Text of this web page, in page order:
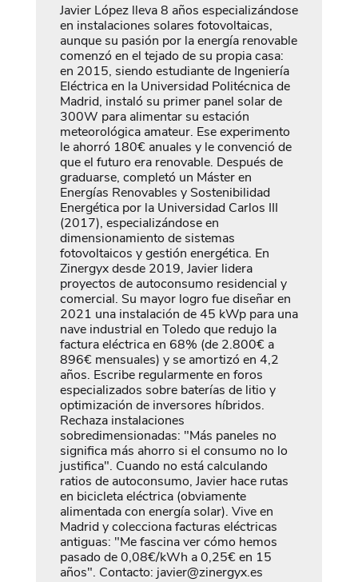
Javier López lleva 8 años especializándose
en instalaciones solares fotovoltaicas,
aunque su pasión por la energía renovable
comenzó en el tejado de su propia casa:
en 2015, siendo estudiante de Ingeniería
Eléctrica en la Universidad Politécnica de
Madrid, instaló su primer panel solar de
300W para alimentar su estación
meteorológica amateur. Ese experimento
le ahorró 180€ anuales y le convenció de
que el futuro era renovable. Después de
graduarse, completó un Máster en
Energías Renovables y Sostenibilidad
Energética por la Universidad Carlos III
(2017), especializándose en
dimensionamiento de sistemas
fotovoltaicos y gestión energética. En
Zinergyx desde 2019, Javier lidera
proyectos de autoconsumo residencial y
comercial. Su mayor logro fue diseñar en
2021 una instalación de 45 kWp para una
nave industrial en Toledo que redujo la
factura eléctrica en 68% (de 2.800€ a
896€ mensuales) y se amortizó en 4,2
años. Escribe regularmente en foros
especializados sobre baterías de litio y
optimización de inversores híbridos.
Rechaza instalaciones
sobredimensionadas: "Más paneles no
significa más ahorro si el consumo no lo
justifica". Cuando no está calculando
ratios de autoconsumo, Javier hace rutas
en bicicleta eléctrica (obviamente
alimentada con energía solar). Vive en
Madrid y colecciona facturas eléctricas
antiguas: "Me fascina ver cómo hemos
pasado de 0,08€/kWh a 0,25€ en 15
años". Contacto: javier@zinergyx.es